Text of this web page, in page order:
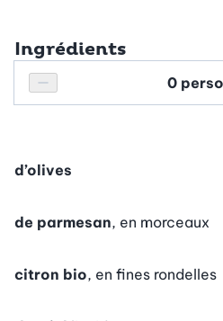
Ingrédients
Réduire le nombre de personnes
Personnes
d’olives
de parmesan, en morceaux
citron bio, en fines rondelles